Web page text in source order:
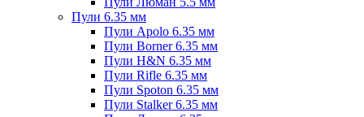
Пули 6.35 мм
Пули Apolo 6.35 мм
Пули Borner 6.35 мм
Пули H&N 6.35 мм
Пули Rifle 6.35 мм
Пули Spoton 6.35 мм
Пули Stalker 6.35 мм